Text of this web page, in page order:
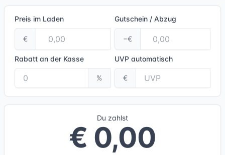
Preis im Laden
€
Gutschein / Abzug
−€
Rabatt an der Kasse
%
UVP automatisch
€
Du zahlst
€ 0,00